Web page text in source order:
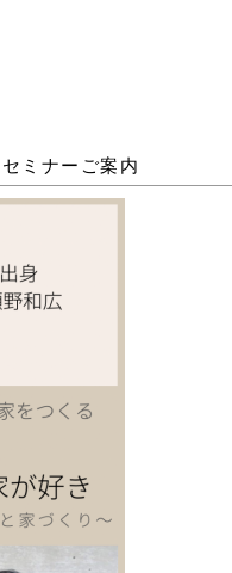
ミナーご案内